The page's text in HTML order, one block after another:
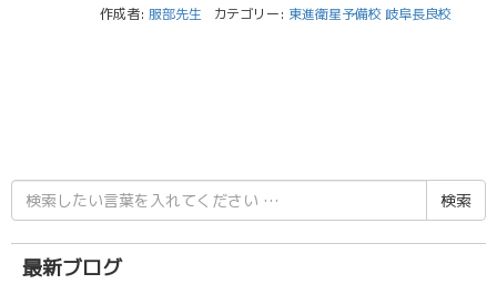
作成者: 服部先生 カテゴリー: 東進衛星予備校 岐阜長良校
検
索
結
果:
最新ブログ